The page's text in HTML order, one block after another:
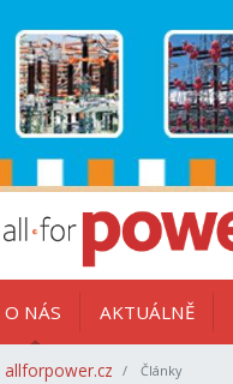
O NÁS AKTUÁLNĚ
allforpower.cz Články